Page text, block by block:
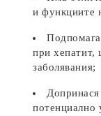
и функциите
при хепатит,
заболявания;
потенциално